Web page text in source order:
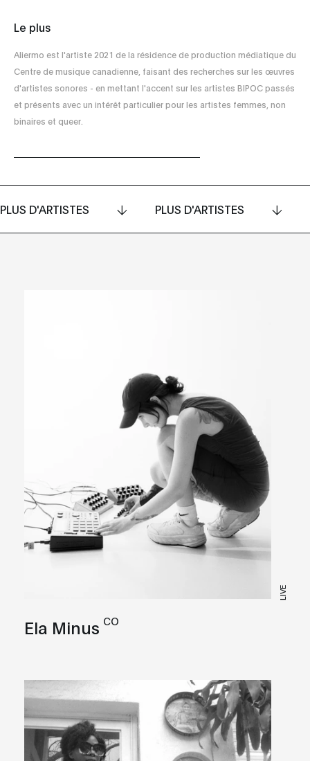
Le plus
Aliermo est l'artiste 2021 de la résidence de production médiatique du
Centre de musique canadienne, faisant des recherches sur les œuvres
d'artistes sonores - en mettant l'accent sur les artistes BIPOC passés
et présents avec un intérêt particulier pour les artistes femmes, non
binaires et queer.
PLUS D'ARTISTES PLUS D'ARTISTES
LIVE
Ela Minus CO